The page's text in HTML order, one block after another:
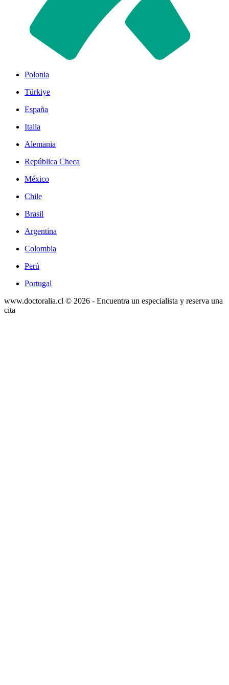
Polonia
Türkiye
España
Italia
Alemania
República Checa
México
Chile
Brasil
Argentina
Colombia
Perú
Portugal
www.doctoralia.cl © 2026 - Encuentra un especialista y reserva una
cita